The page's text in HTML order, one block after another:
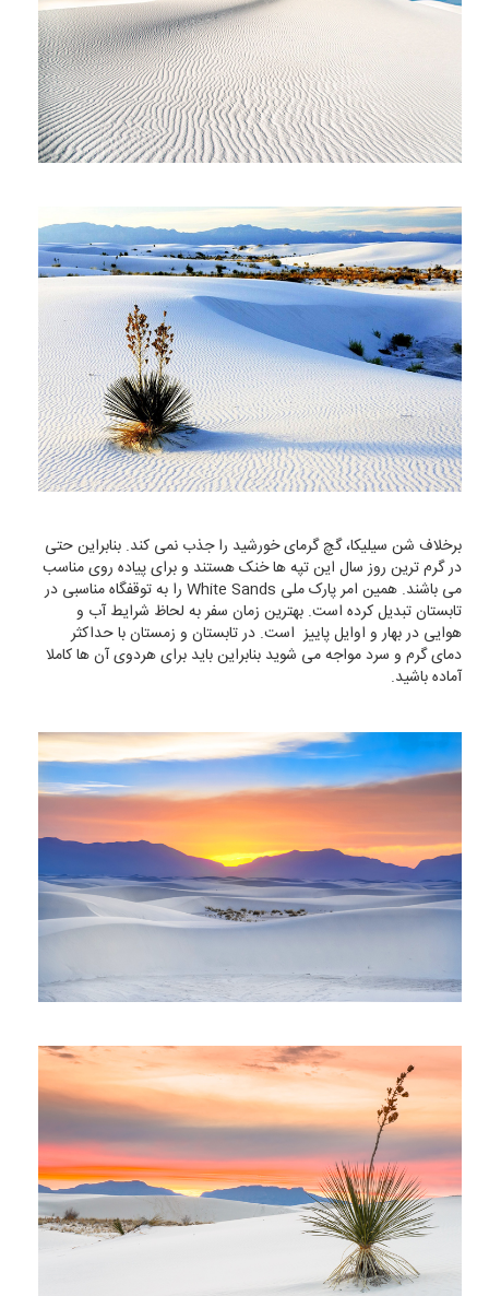
برخلاف شن سیلیکا، گچ گرمای خورشید را جذب نمی کند. بنابراین حتی
در گرم ترین روز سال این تپه ها خنک هستند و برای پیاده روی مناسب
می باشند. همین امر پارک ملی White Sands را به توقفگاه مناسبی در
تابستان تبدیل کرده است. بهترین زمان سفر به لحاظ شرایط آب و
هوایی در بهار و اوایل پاییز است. در تابستان و زمستان با حداکثر
دمای گرم و سرد مواجه می شوید بنابراین باید برای هردوی آن ها کاملا
آماده باشید.